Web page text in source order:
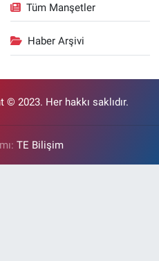
Tüm Manşetler
Haber Arşivi
© 2023. Her hakkı saklıdır.
TE Bilişim